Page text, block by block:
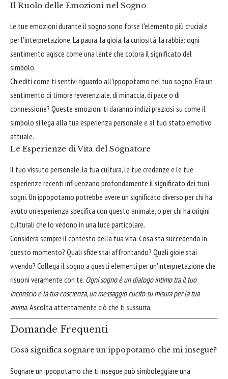
Il Ruolo delle Emozioni nel Sogno
Le tue emozioni durante il sogno sono forse l'elemento più cruciale
per l'interpretazione. La paura, la gioia, la curiosità, la rabbia: ogni
sentimento agisce come una lente che colora il significato del
simbolo.
Chiediti come ti sentivi riguardo all'ippopotamo nel tuo sogno. Era un
sentimento di timore reverenziale, di minaccia, di pace o di
connessione? Queste emozioni ti daranno indizi preziosi su come il
simbolo si lega alla tua esperienza personale e al tuo stato emotivo
attuale.
Le Esperienze di Vita del Sognatore
Il tuo vissuto personale, la tua cultura, le tue credenze e le tue
esperienze recenti influenzano profondamente il significato dei tuoi
sogni. Un ippopotamo potrebbe avere un significato diverso per chi ha
avuto un'esperienza specifica con questo animale, o per chi ha origini
culturali che lo vedono in una luce particolare.
Considera sempre il contesto della tua vita. Cosa sta succedendo in
questo momento? Quali sfide stai affrontando? Quali gioie stai
vivendo? Collega il sogno a questi elementi per un'interpretazione che
risuoni veramente con te. Ogni sogno è un dialogo intimo tra il tuo
inconscio e la tua coscienza, un messaggio cucito su misura per la tua
anima.Ascolta attentamente ciò che ti sussurra.
Domande Frequenti
Cosa significa sognare un ippopotamo che mi insegue?
Sognare un ippopotamo che ti insegue può simboleggiare una